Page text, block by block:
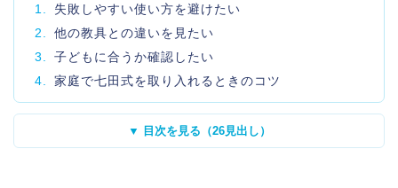
1.
失敗しやすい使い方を避けたい
2.
他の教具との違いを見たい
3.
子どもに合うか確認したい
4.
家庭で七田式を取り入れるときのコツ
▼ 目次を見る（26見出し）